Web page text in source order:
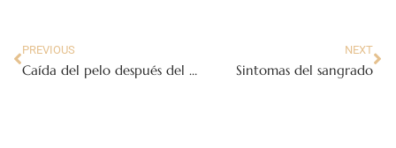
PREVIOUS
Caída del pelo después del embarazo
NEXT
Sintomas del sangrado